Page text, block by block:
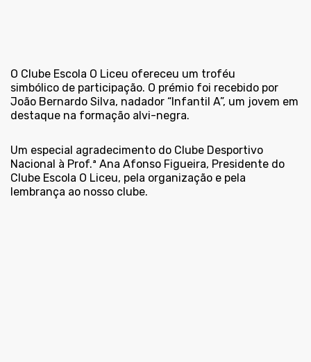
O Clube Escola O Liceu ofereceu um troféu
simbólico de participação. O prémio foi recebido por
João Bernardo Silva, nadador “Infantil A”, um jovem em
destaque na formação alvi-negra.
Um especial agradecimento do Clube Desportivo
Nacional à Prof.ª Ana Afonso Figueira, Presidente do
Clube Escola O Liceu, pela organização e pela
lembrança ao nosso clube.